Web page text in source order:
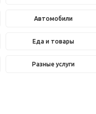
Автомобили
Еда и товары
Разные услуги